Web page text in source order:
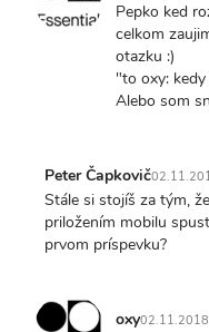
Pepko ked
celkom
otazku :)
"to oxy: kedy
Alebo som
Peter Čapkovič
Stále si stojíš za tým,
priložením mobilu
prvom príspevku?
oxy